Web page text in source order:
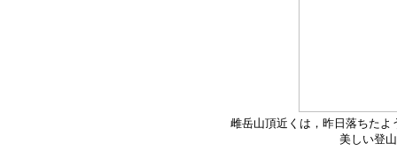
雌岳山頂近くは，昨日落ちた
美しい登